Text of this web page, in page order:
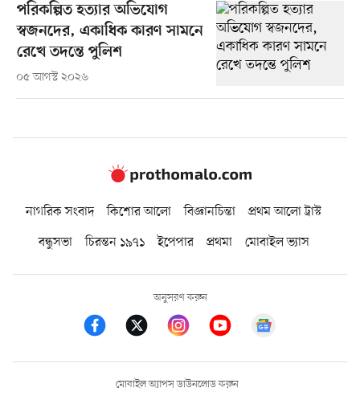
পরিকল্পিত হত্যার অভিযোগ
স্বজনদের, একাধিক কারণ সামনে
রেখে তদন্তে পুলিশ
০৫ আগস্ট ২০২৬
নাগরিক সংবাদ কিশোর আলো বিজ্ঞানচিন্তা
প্রথম আলো ট্রাস্ট
বন্ধুসভা
চিরন্তন ১৯৭১ ইপেপার প্রথমা মোবাইল ভ্যাস
অনুসরণ করুন
মোবাইল অ্যাপস ডাউনলোড করুন